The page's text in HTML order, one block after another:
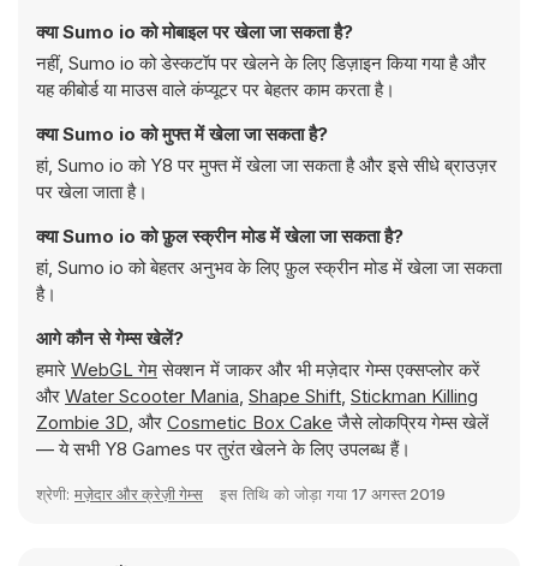
क्या Sumo io को मोबाइल पर खेला जा सकता है?
नहीं, Sumo io को डेस्कटॉप पर खेलने के लिए डिज़ाइन किया गया है और
यह कीबोर्ड या माउस वाले कंप्यूटर पर बेहतर काम करता है।
क्या Sumo io को मुफ्त में खेला जा सकता है?
हां, Sumo io को Y8 पर मुफ्त में खेला जा सकता है और इसे सीधे ब्राउज़र
पर खेला जाता है।
क्या Sumo io को फ़ुल स्क्रीन मोड में खेला जा सकता है?
हां, Sumo io को बेहतर अनुभव के लिए फ़ुल स्क्रीन मोड में खेला जा सकता
है।
आगे कौन से गेम्स खेलें?
हमारे WebGL गेमसेक्शन में जाकर और भी मज़ेदार गेम्स एक्सप्लोर करें
और Water Scooter Mania, Shape Shift, Stickman Killing
Zombie 3D, और Cosmetic Box Cake जैसे लोकप्रिय गेम्स खेलें
— ये सभी Y8 Games पर तुरंत खेलने के लिए उपलब्ध हैं।
श्रेणी: मज़ेदार और क्रेज़ी गेम्स इस तिथि को जोड़ा गया 17 अगस्त 2019